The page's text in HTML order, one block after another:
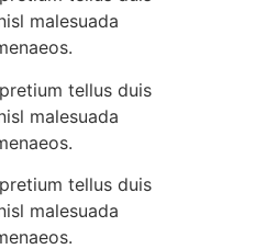
malesuada
tellus duis
malesuada
tellus duis
malesuada